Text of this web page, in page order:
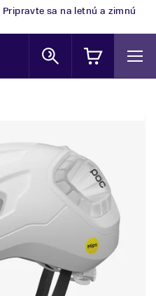
Pripravte sa na letnú a zimnú